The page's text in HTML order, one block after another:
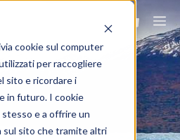
cookie sul computer
per raccogliere
sito e ricordare i
in futuro. I cookie
e a offrire un
sul sito che tramite altri